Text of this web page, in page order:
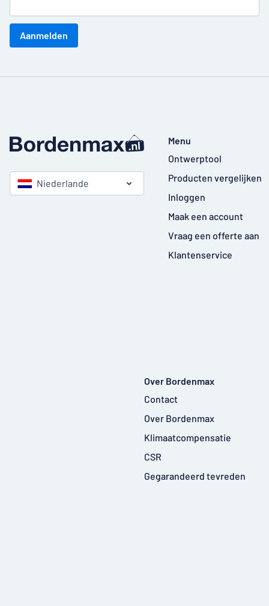
Aanmelden
Niederlande
Menu
Ontwerptool
Producten vergelijken
Inloggen
Maak een account
Vraag een offerte aan
Klantenservice
Over Bordenmax
Contact
Over Bordenmax
Klimaatcompensatie
CSR
Gegarandeerd tevreden